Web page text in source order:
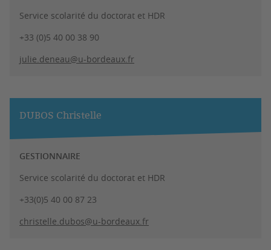
Service scolarité du doctorat et HDR
+33 (0)5 40 00 38 90
julie.deneau@u-bordeaux.fr
DUBOS Christelle
GESTIONNAIRE
Service scolarité du doctorat et HDR
+33(0)5 40 00 87 23
christelle.dubos@u-bordeaux.fr